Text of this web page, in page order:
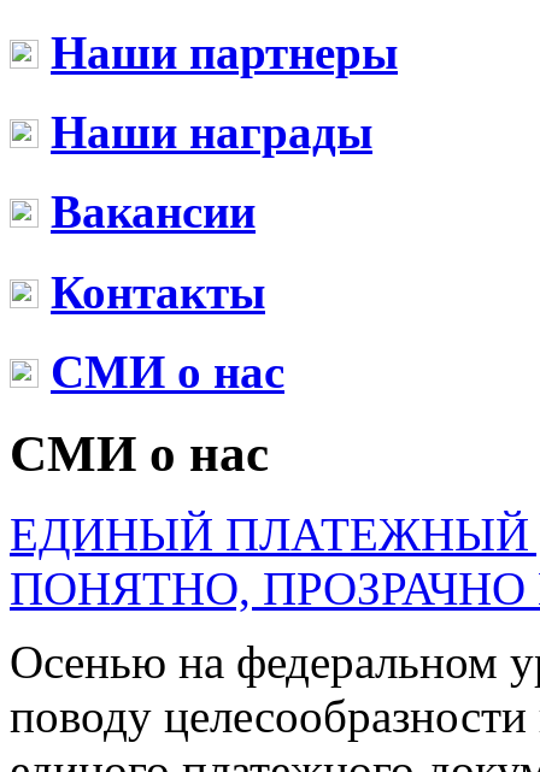
Наши партнеры
Наши награды
Вакансии
Контакты
СМИ о нас
СМИ о нас
ЕДИНЫЙ ПЛАТЕЖНЫЙ
ПОНЯТНО,
Осенью на федеральном
поводу